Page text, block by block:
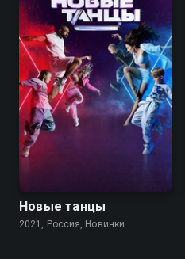
Новые танцы
2021, Россия, Новинки